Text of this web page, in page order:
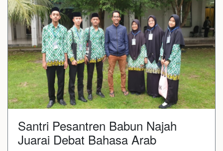
Santri Pesantren Babun Najah
Juarai Debat Bahasa Arab